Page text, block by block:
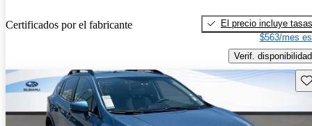
Certificados por el fabricante
El precio incluye tasas
$563/mes
Verif. disponibilidad